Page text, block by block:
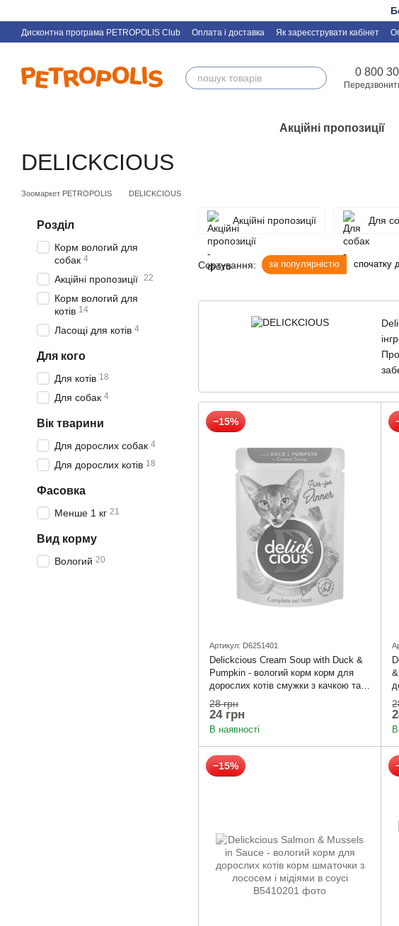
Дисконтна програма PETROPOLIS Club Оплата і доставка Як зареєструвати кабінет
0 800
Акційні пропозиції
DELICKCIOUS
Зоомаркет PETROPOLIS DELICKCIOUS
Акційні пропозиції Для
Сортування: за популярністю спочатку
−15%
Артикул: D6251401
Delickcious Cream Soup with Duck &
Pumpkin - вологий корм корм для
дорослих котів смужки з качкою та
гарбузом в крем-супі
28 грн
24 грн
В наявності
−15%
Розділ
Корм вологий для
собак 4
Акційні пропозиції 22
Корм вологий для
котів 14
Ласощі для котів 4
Для кого
Для котів 18
Для собак 4
Вік тварини
Для дорослих собак 4
Для дорослих котів 18
Фасовка
Менше 1 кг 21
Вид корму
Вологий 20